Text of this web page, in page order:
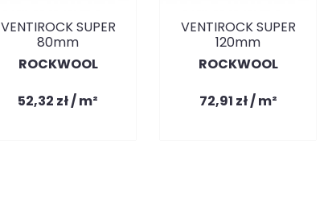
VENTIROCK SUPER
80mm
ROCKWOOL
52,32 zł / m²
VENTIROCK SUPER
120mm
ROCKWOOL
72,91 zł / m²